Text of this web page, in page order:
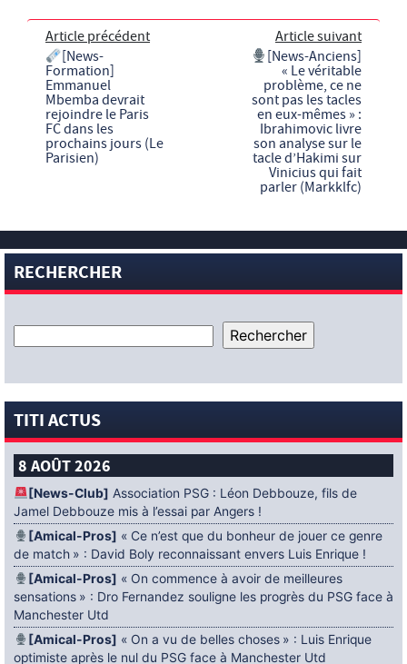
Article précédent
[News-
Formation]
Emmanuel
Mbemba devrait
rejoindre le Paris
FC dans les
prochains jours (Le
Parisien)
Article suivant
[News-Anciens]
« Le véritable
problème, ce ne
sont pas les tacles
en eux-mêmes » :
Ibrahimovic livre
son analyse sur le
tacle d’Hakimi sur
Vinicius qui fait
parler (Markklfc)
RECHERCHER
TITI ACTUS
8 AOÛT 2026
[News-Club] Association PSG : Léon Debbouze, fils de
Jamel Debbouze mis à l’essai par Angers !
[Amical-Pros] « Ce n’est que du bonheur de jouer ce genre
de match » : David Boly reconnaissant envers Luis Enrique !
[Amical-Pros] « On commence à avoir de meilleures
sensations » : Dro Fernandez souligne les progrès du PSG face à
Manchester Utd
[Amical-Pros] « On a vu de belles choses » : Luis Enrique
optimiste après le nul du PSG face à Manchester Utd